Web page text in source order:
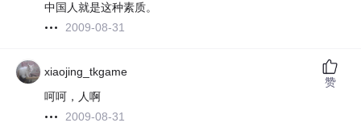
中国人就是这种素质。
2009-08-31
xiaojing_tkgame
呵呵，人啊
2009-08-31
赞